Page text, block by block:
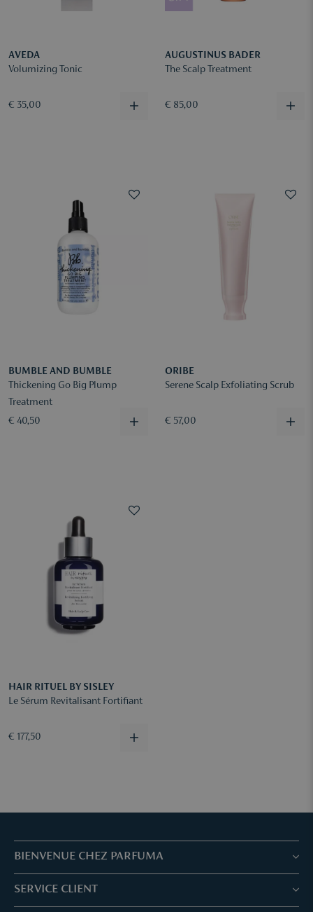
AVEDA
Volumizing Tonic
€ 35,00
AUGUSTINUS BADER
The Scalp Treatment
€ 85,00
BUMBLE AND BUMBLE
Thickening Go Big Plump
Treatment
€ 40,50
ORIBE
Serene Scalp Exfoliating Scrub
€ 57,00
HAIR RITUEL BY SISLEY
Le Sérum Revitalisant Fortifiant
€ 177,50
BIENVENUE CHEZ PARFUMA
Boutiques & Services
Réservez votre traitement
SERVICE CLIENT